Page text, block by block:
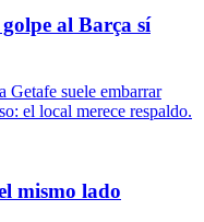
al Barça sí
Getafe suele embarrar
el local merece respaldo.
mismo lado